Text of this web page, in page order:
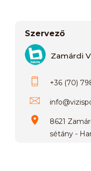
Szervező
Zamárdi
+36 (70)
info@
8621
sétány -